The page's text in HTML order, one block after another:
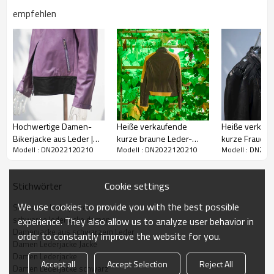
Fashional kurze schwarze Leder-
Bikerjacke für Damen | Hersteller von
Lederjacken mit hochwertigem Design
Größe:XS-3XL, unterstützt benutzerdefinierte Größe
Hohe Qualität: Aus Schaffell, gute Atmungsaktivität, Wärmespeicherung,
feuchtigkeitsbeständig, umweltfreundlich und harmlos. Spezielles
Stickdesign, leicht und weich, leichte Elastizität und langlebig.
Anwendung:
empfehlen
Hochwertige Damen-
Bikerjacke aus Leder |
Hersteller von
Modell : DN2022120210
Heiße verkaufende
kurze braune Leder-
Bikerjacke für Damen |
Lederjacken
Modell : DN2022120210
Heiße
kurze
lederne
Modell :
Stichwörter
Schwarze Lederjacke
schwarze lederjacke damen
Damenjacke aus schwarzem Leder
Damen Lederjacke Jacke
Damen Lederjacke
Damen Lederjacke schwarz
Cookie settings
We use cookies to provide you with the best possible
experience. They also allow us to analyze user behavior in
order to constantly improve the website for you.
Accept all Accept Selection Reject All